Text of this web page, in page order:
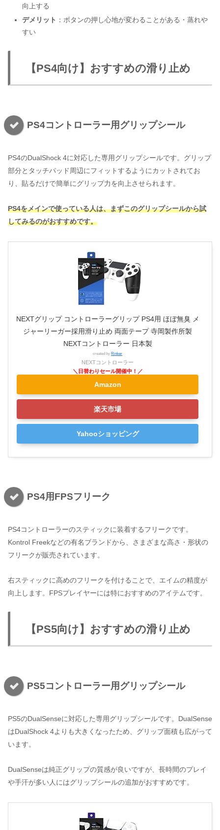
向上する
デメリット ：ボタンの押し心地が変わることがある・蒸れや
すい
【PS4向け】おすすめの滑り止め
PS4コントローラー用グリップシール
PS4のDualShock 4に対応した専用グリップシールです。グリップ
部分とタッチパッド周辺にフィットするようにカットされてお
り、貼るだけで簡単にグリップ力を向上させられます。
PS4をメインで使っている人は、まずこのグリップシールから試
してみるのがおすすめです。
NEXTグリップ コントローラーグリップ PS4用 ほぼ無臭 メ
ジャーリーガー採用滑り止め 両面テープ 寺岡製作所製
NEXTコントローラー 日本製
created by Rinker
NEXTコントローラー
Amazon
楽天市場
Yahooショッピング
PS4用FPSフリーク
PS4コントローラーのスティックに装着するフリークです。
Kontrol Freekなどの有名ブランドから、さまざまな高さ・形状の
フリークが販売されています。
右スティックに高めのフリークを付けることで、エイムの精度が
向上します。FPSプレイヤーには特におすすめのアイテムです。
【PS5向け】おすすめの滑り止め
PS5コントローラー用グリップシール
PS5のDualSenseに対応した専用グリップシールです。DualSense
はDualShock 4よりも大きくなったため、グリップ面積も広がって
います。
DualSenseは純正グリップの質感が良いですが、長時間のプレイ
や手汗が多い人にはグリップシールの追加がおすすめです。